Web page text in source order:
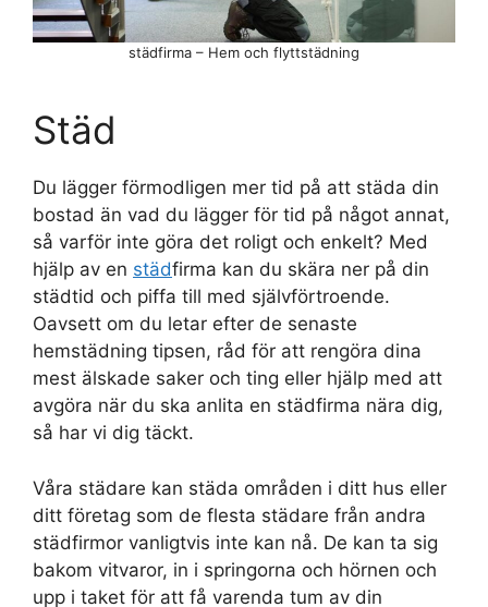
Städ
Du lägger förmodligen mer tid på att städa din
bostad än vad du lägger för tid på något annat,
så varför inte göra det roligt och enkelt? Med
hjälp av en städfirma kan du skära ner på din
städtid och piffa till med självförtroende.
Oavsett om du letar efter de senaste
hemstädning tipsen, råd för att rengöra dina
mest älskade saker och ting eller hjälp med att
avgöra när du ska anlita en städfirma nära dig,
så har vi dig täckt.
Våra städare kan städa områden i ditt hus eller
ditt företag som de flesta städare från andra
städfirmor vanligtvis inte kan nå. De kan ta sig
bakom vitvaror, in i springorna och hörnen och
upp i taket för att få varenda tum av din
städfirma – Hem och flyttstädning